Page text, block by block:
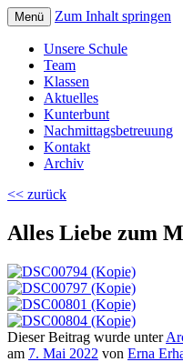
Volksschule
Menü Zum Inhalt springen
Unsere Schule
Team
Klassen
Aktuelles
Kunterbunt
Nachmittagsbetreuung
Kontakt
Archiv
<< zurück
Alles Liebe zum
Dieser Beitrag wurde unter
am 7. Mai 2022 von Erna